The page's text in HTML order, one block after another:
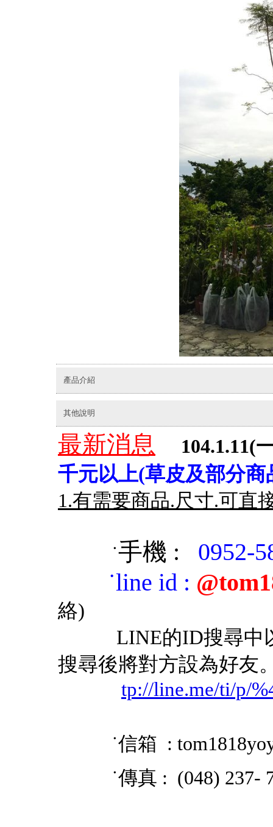
產品介紹
其他說明
最新消息 104.1.11(
千元以上(草皮及部分商
1.有需要商品.尺寸.可直
˙手機 :
0952-
˙line id :
絡)
LINE的ID搜尋中以
搜尋後將對方設為好友
tp://line.me/ti/p/
˙信箱 :
˙傳真 : (048) 237-